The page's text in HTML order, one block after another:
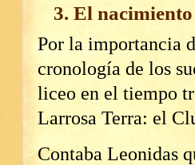
3. El
Por la importancia
cronología de los
liceo en el tiempo
Larrosa Terra: el
Contaba Leonidas